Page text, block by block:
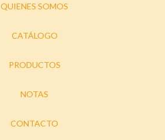
QUIENES SOMOS
CATÁLOGO
PRODUCTOS
NOTAS
CONTACTO